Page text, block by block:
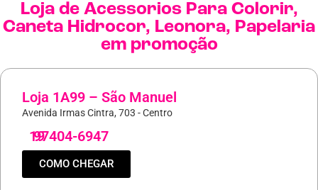
Loja de Acessorios Para Colorir,
Caneta Hidrocor, Leonora, Papelaria
em promoção
Loja 1A99 – São Manuel
Avenida Irmas Cintra, 703 - Centro
19
97404-6947
COMO CHEGAR